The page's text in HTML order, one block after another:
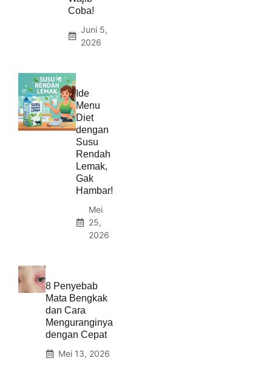
Coba!
Juni 5,
2026
Ide
Menu
Diet
dengan
Susu
Rendah
Lemak,
Gak
Hambar!
Mei
25,
2026
8 Penyebab
Mata Bengkak
dan Cara
Menguranginya
dengan Cepat
Mei 13, 2026